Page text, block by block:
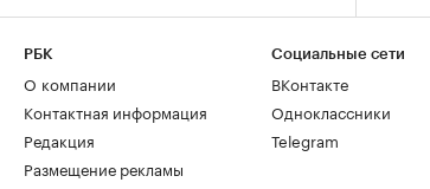
РБК
О компании
Контактная информация
Редакция
Размещение рекламы
Социальные сети
ВКонтакте
Одноклассники
Telegram